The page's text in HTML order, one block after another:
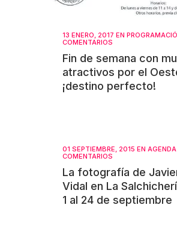
13 ENERO, 2017 EN
COMENTARIOS
Fin de semana con
atractivos por el
¡destino perfecto!
01 SEPTIEMBRE, 2015 EN AGENDA
COMENTARIOS
La fotografía de
Vidal en La
1 al 24 de septiembre